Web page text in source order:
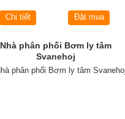
Chi tiết Đặt mua
Nhà phân phối Bơm ly tâm
Svanehoj